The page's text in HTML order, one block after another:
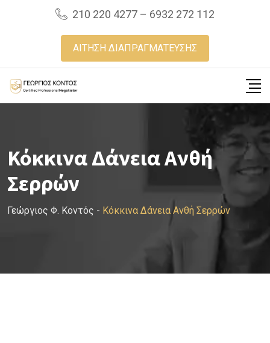
210 220 4277 – 6932 272 112
ΑΙΤΗΣΗ ΔΙΑΠΡΑΓΜΑΤΕΥΣΗΣ
Κόκκινα Δάνεια Ανθή
Σερρών
Γεώργιος Φ. Κοντός - Κόκκινα Δάνεια Ανθή Σερρών